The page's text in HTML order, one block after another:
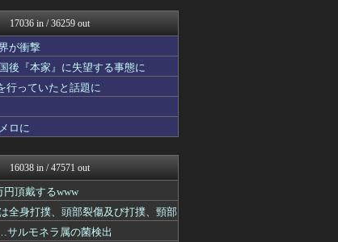
キニ速
そパンNEWS
艦これ ～艦隊これくしょ...
女の宅配便 - 修羅場・...
タゴタシタニュース
羅ママ速報
羅場ハザード -復讐・D...
ファ板速報
んJ政治ネタまとめ
木坂46まとめ 乃木りん...
選！韓国情報
難にあってもの申す！！
17036 in / 36259 out
が衝撃
後『本家』に失望する事態に
行っていたと話題に
ロに
16038 in / 47571 out
円頂戴するwww
全身打撲、頭部裂傷及び打撲、頸部
ルモネラ属の菌検出